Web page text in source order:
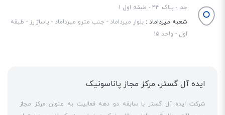
جم - پلاک ۴۳ - طبقه اول ۱
شعبه میرداماد : بلوار میرداماد - جنب مترو میرداماد - پاساژ رز - طبقه
اول - واحد ۱۵
ایده آل گستر، مرکز مجاز پاناسونیک
شرکت ایده آل گستر با سابقه دو دهه فعالیت به عنوان مرکز مجاز